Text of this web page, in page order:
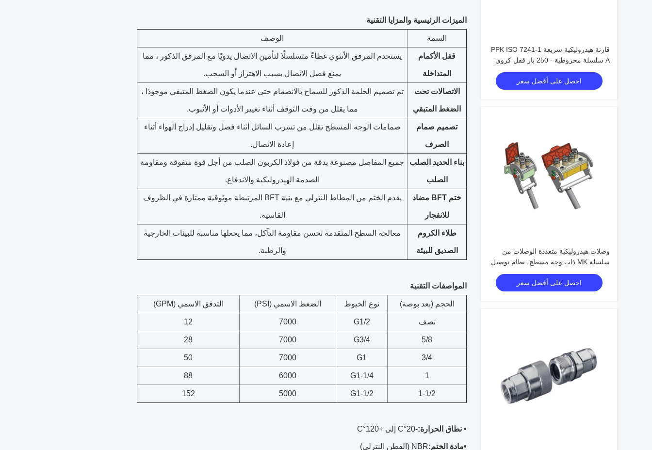
قارنة هيدروليكية سريعة PPK ISO 7241-1
A سلسلة مخروطية - 250 بار قفل كروي
فولاذي للآلات الثقيلة
احصل على أفضل سعر
وصلات هيدروليكية متعددة الوصلات من
سلسلة MK ذات وجه مسطح، نظام توصيل
سريع بقفل الكامة وفقًا لمعيار ISO
احصل على أفضل سعر
الميزات الرئيسية والمزايا التقنية
السمة الوصف
قفل الأكمام
المتداخلة
يستخدم المرفق الأنثوي غطاءً متسلسلًا لتأمين الاتصال يدويًا مع المرفق الذكور ، مما
يمنع فصل الاتصال بسبب الاهتزاز أو السحب.
الاتصالات تحت
الضغط المتبقي
تم تصميم الحلمة الذكور للسماح بالانضمام حتى عندما يكون الضغط المتبقي موجودًا ،
مما يقلل من وقت التوقف أثناء تغيير الأدوات أو الأنبوب.
تصميم صمام
الصرف
صمامات الوجه المسطح تقلل من تسرب السائل أثناء فصل وتقليل إدراج الهواء أثناء
إعادة الاتصال.
بناء الحديد الصلب
الصلب
جميع المفاصل مصنوعة بدقة من فولاذ الكربون الصلب من أجل قوة متفوقة ومقاومة
الصدمة الهيدروليكية والاندفاع.
ختم BFT مضاد
للانفجار
يقدم الختم من المطاط النترلي مع بنية BFT المرتبطة موثوقية ممتازة في الظروف
القاسية.
طلاء الكروم
الصديق للبيئة
معالجة السطح المتقدمة تحسن مقاومة التآكل، مما يجعلها مناسبة للبيئات الخارجية
والرطبة.
المواصفات التقنية
الحجم (بعد بوصة) نوع الخيوط الضغط الاسمي (PSI) التدفق الاسمي (GPM)
نصف G1/2
7000
12
5/8
G3/4
7000
28
3/4
G1
7000
50
1
G1-1/4
6000
88
1-1/2
G1-1/2
5000
152
• نطاق الحرارة:-20°C إلى +120°C
•مادة الختم:NBR (القطن النترلي)